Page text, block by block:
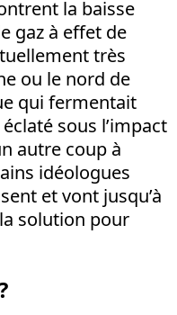
la baisse
gaz à effet de
très
ou le nord de
qui fermentait
sous l’impact
autre coup à
idéologues
et vont jusqu’à
solution pour